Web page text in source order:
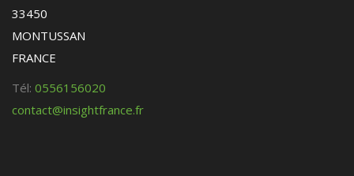
33450
MONTUSSAN
FRANCE
Tél: 0556156020
contact@insightfrance.fr